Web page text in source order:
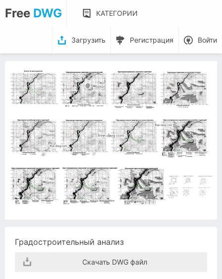
Free DWG КАТЕГОРИИ
Загрузить Регистрация Войти
Градостроительный анализ
Скачать DWG файл